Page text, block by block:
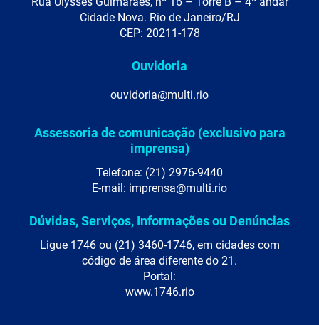
Cidade Nova. Rio de Janeiro/RJ
CEP: 20211-178
Ouvidoria
ouvidoria@multi.rio
Assessoria de comunicação (exclusivo para
imprensa)
Telefone: (21) 2976-9440
E-mail: imprensa@multi.rio
Dúvidas, Serviços, Informações ou Denúncias
Ligue 1746 ou (21) 3460-1746, em cidades com
código de área diferente do 21.
Portal:
www.1746.rio